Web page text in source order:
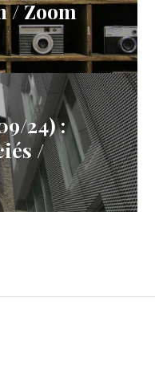
/ Zoom
24) :
/